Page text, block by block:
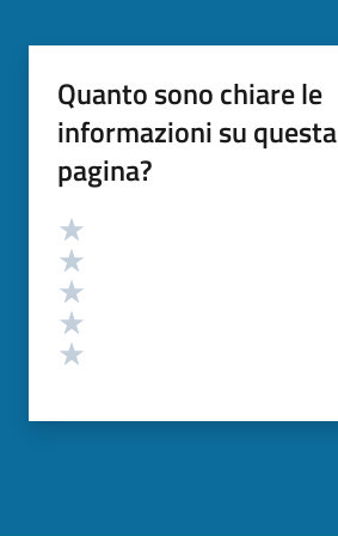
Quanto sono chiare le
informazioni su questa
pagina?
Valutazione